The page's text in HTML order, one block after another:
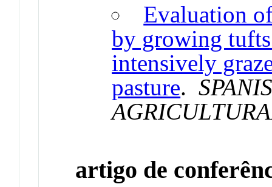
Evaluation
by growing
intensively
pasture.
artigo de